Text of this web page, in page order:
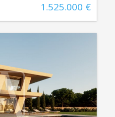
1.525.000 €